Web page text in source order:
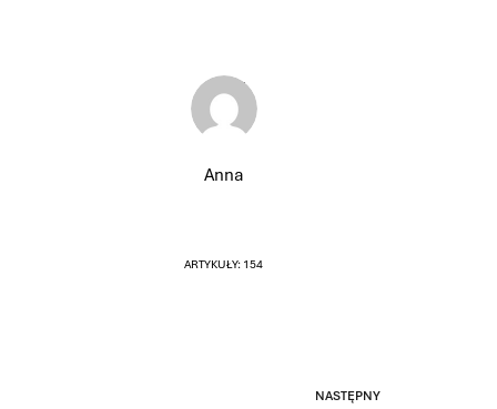
Anna
ARTYKUŁY: 154
NASTĘPNY